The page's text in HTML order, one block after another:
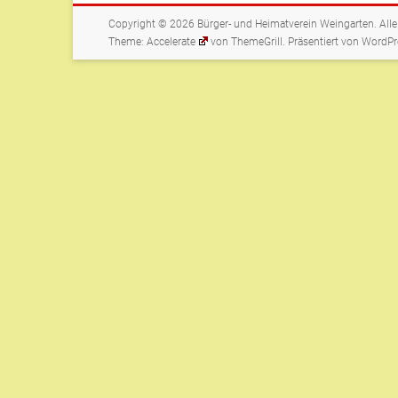
Copyright © 2026 Bürger- und Heimatverein Weingarten.
Theme: Accelerate von ThemeGrill. Präsentiert von